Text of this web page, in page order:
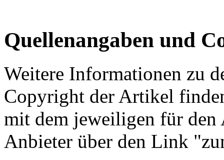
Quellenangaben und
Weitere Informationen zu
Copyright der Artikel
mit dem jeweiligen für
Anbieter über den Link